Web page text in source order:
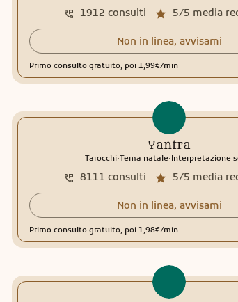
5/5 media
1912 consulti
Non in linea, avvisami
Primo consulto gratuito, poi 1,99€/min
Yantra
Tarocchi.Tema natale.Interpretazione
5/5 media
8111 consulti
Non in linea, avvisami
Primo consulto gratuito, poi 1,98€/min